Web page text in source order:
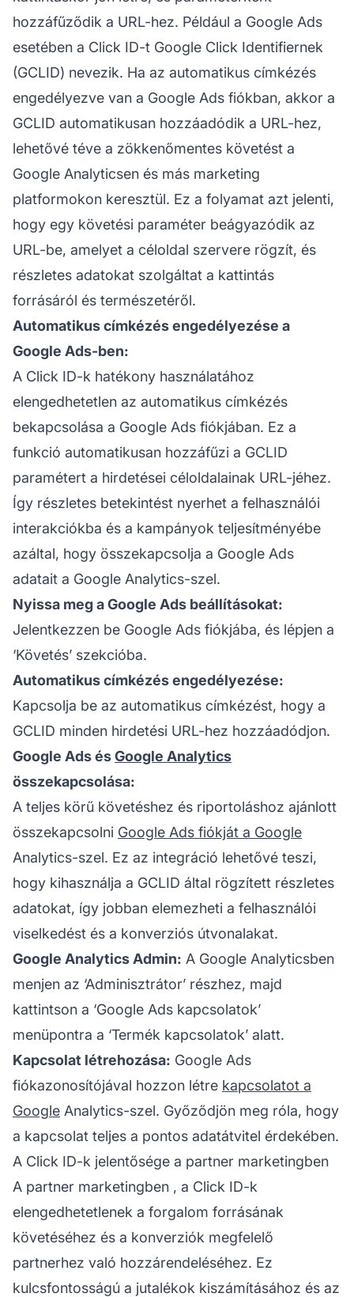
hozzáfűződik a URL-hez. Például a Google Ads
esetében a Click ID-t Google Click Identifiernek
(GCLID) nevezik. Ha az automatikus címkézés
engedélyezve van a Google Ads fiókban, akkor a
GCLID automatikusan hozzáadódik a URL-hez,
lehetővé téve a zökkenőmentes követést a
Google Analyticsen és más marketing
platformokon keresztül. Ez a folyamat azt jelenti,
hogy egy követési paraméter beágyazódik az
URL-be, amelyet a céloldal szervere rögzít, és
részletes adatokat szolgáltat a kattintás
forrásáról és természetéről.
Automatikus címkézés engedélyezése a
Google Ads-ben:
A Click ID-k hatékony használatához
elengedhetetlen az automatikus címkézés
bekapcsolása a Google Ads fiókjában. Ez a
funkció automatikusan hozzáfűzi a GCLID
paramétert a hirdetései céloldalainak URL-jéhez.
Így részletes betekintést nyerhet a felhasználói
interakciókba és a kampányok teljesítményébe
azáltal, hogy összekapcsolja a Google Ads
adatait a Google Analytics-szel.
Nyissa meg a Google Ads beállításokat:
Jelentkezzen be Google Ads fiókjába, és lépjen a
‘Követés’ szekcióba.
Automatikus címkézés engedélyezése:
Kapcsolja be az automatikus címkézést, hogy a
GCLID minden hirdetési URL-hez hozzáadódjon.
Google Ads ésGoogle Analytics
összekapcsolása:
A teljes körű követéshez és riportoláshoz ajánlott
összekapcsolni Google Ads fiókját a Google
Analytics-szel. Ez az integráció lehetővé teszi,
hogy kihasználja a GCLID által rögzített részletes
adatokat, így jobban elemezheti a felhasználói
viselkedést és a konverziós útvonalakat.
Google Analytics Admin: A Google Analyticsben
menjen az ‘Adminisztrátor’ részhez, majd
kattintson a ‘Google Ads kapcsolatok’
menüpontra a ‘Termék kapcsolatok’ alatt.
Kapcsolat létrehozása: Google Ads
fiókazonosítójával hozzon létre kapcsolatot a
Google Analytics-szel. Győződjön meg róla, hogy
a kapcsolat teljes a pontos adatátvitel érdekében.
A Click ID-k jelentősége a partner marketingben
A partner marketingben , a Click ID-k
elengedhetetlenek a forgalom forrásának
követéséhez és a konverziók megfelelő
partnerhez való hozzárendeléséhez. Ez
kulcsfontosságú a jutalékok kiszámításához és az